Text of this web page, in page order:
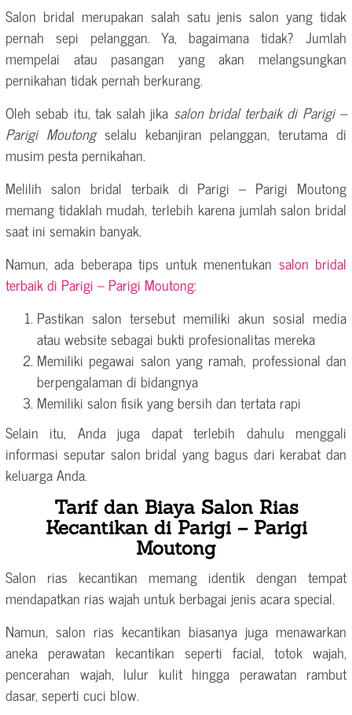
Salon bridal merupakan salah satu jenis salon yang tidak
pernah sepi pelanggan. Ya, bagaimana tidak? Jumlah
mempelai atau pasangan yang akan melangsungkan
pernikahan tidak pernah berkurang.
Oleh sebab itu, tak salah jika salon bridal terbaik di Parigi –
Parigi Moutongselalu kebanjiran pelanggan, terutama di
musim pesta pernikahan.
Melilih salon bridal terbaik di Parigi – Parigi Moutong
memang tidaklah mudah, terlebih karena jumlah salon bridal
saat ini semakin banyak.
Namun, ada beberapa tips untuk menentukan salon bridal
terbaik di Parigi – Parigi Moutong:
Pastikan salon tersebut memiliki akun sosial media
atau website sebagai bukti profesionalitas mereka
Memiliki pegawai salon yang ramah, professional dan
berpengalaman di bidangnya
Memiliki salon fisik yang bersih dan tertata rapi
Selain itu, Anda juga dapat terlebih dahulu menggali
informasi seputar salon bridal yang bagus dari kerabat dan
keluarga Anda.
Tarif dan Biaya Salon Rias
Kecantikan di Parigi – Parigi
Moutong
Salon rias kecantikan memang identik dengan tempat
mendapatkan rias wajah untuk berbagai jenis acara special.
Namun, salon rias kecantikan biasanya juga menawarkan
aneka perawatan kecantikan seperti facial, totok wajah,
pencerahan wajah, lulur kulit hingga perawatan rambut
dasar, seperti cuci blow.